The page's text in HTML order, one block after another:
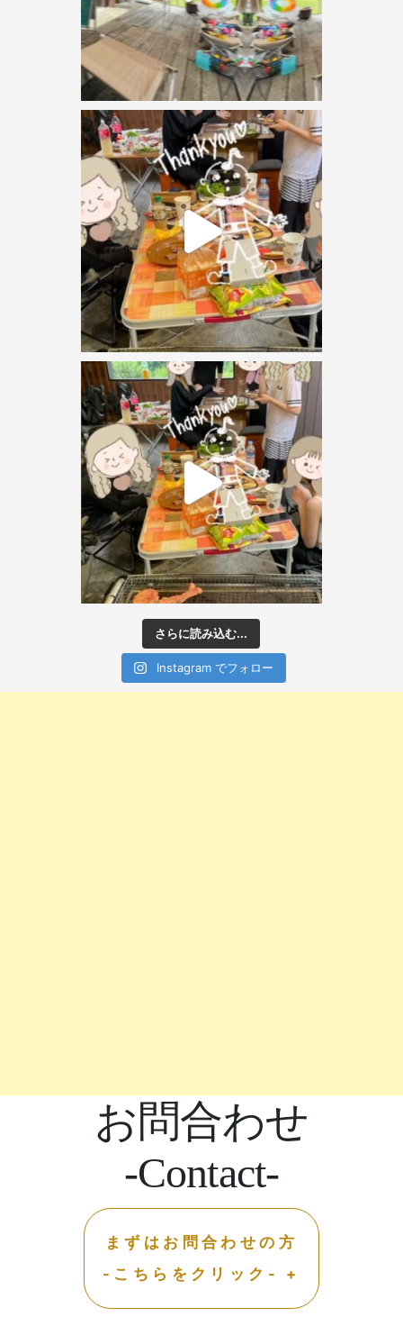
さらに読み込む...
Instagram でフォロー
お問合わせ
-Contact-
まずはお問合わせの方
-こちらをクリック- +